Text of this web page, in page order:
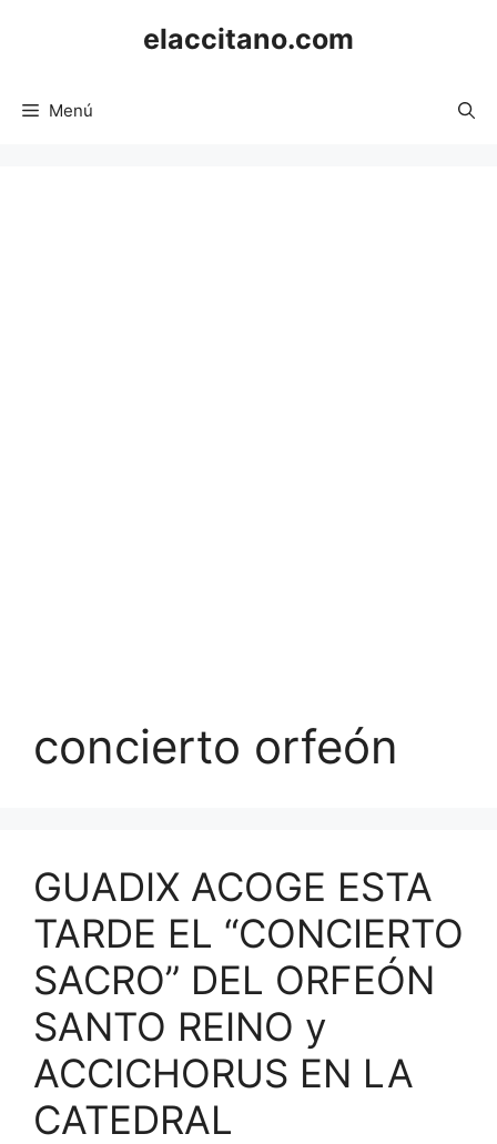
elaccitano.com
Menú
concierto orfeón
GUADIX ACOGE ESTA
TARDE EL “CONCIERTO
SACRO” DEL ORFEÓN
SANTO REINO y
ACCICHORUS EN LA
CATEDRAL